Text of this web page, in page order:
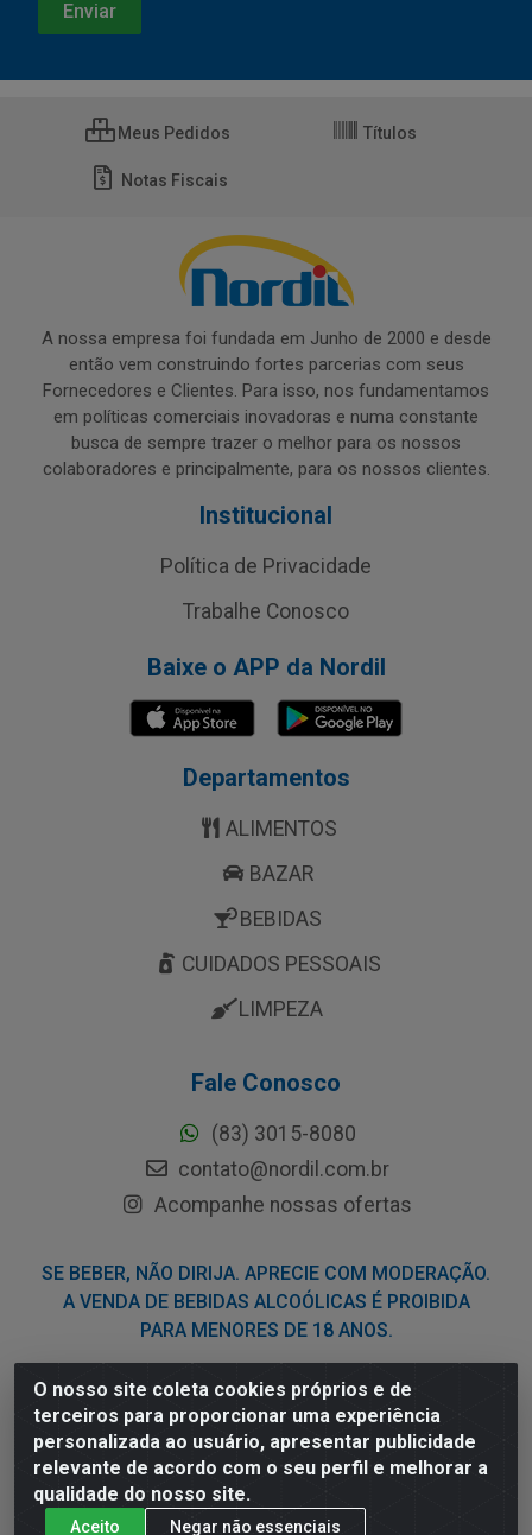
O nosso site coleta cookies próprios e de
terceiros para proporcionar uma experiência
personalizada ao usuário, apresentar publicidade
relevante de acordo com o seu perfil e melhorar a
qualidade do nosso site.
Aceito Negar não essenciais
Meus Pedidos Títulos
Notas Fiscais
A nossa empresa foi fundada em Junho de 2000 e desde
então vem construindo fortes parcerias com seus
Fornecedores e Clientes. Para isso, nos fundamentamos
em políticas comerciais inovadoras e numa constante
busca de sempre trazer o melhor para os nossos
colaboradores e principalmente, para os nossos clientes.
Institucional
Política de Privacidade
Trabalhe Conosco
Baixe o APP da Nordil
Departamentos
ALIMENTOS
BAZAR
BEBIDAS
CUIDADOS PESSOAIS
LIMPEZA
Fale Conosco
(83) 3015-8080
contato@nordil.com.br
Acompanhe nossas ofertas
SE BEBER, NÃO DIRIJA. APRECIE COM MODERAÇÃO.
A VENDA DE BEBIDAS ALCOÓLICAS É PROIBIDA
PARA MENORES DE 18 ANOS.
Nordil Distribuidora - Avenida Liberdade, 2738, Bloco F -
Sesi - Bayeux/PB - CEP 58.111-400 - CNPJ
03.775.813/0001-41